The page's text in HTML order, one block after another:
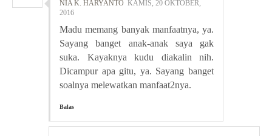
NIA K. HARYANTO KAMIS, 20 OKTOBER,
2016
Madu memang banyak manfaatnya, ya.
Sayang banget anak-anak saya gak
suka. Kayaknya kudu diakalin nih.
Dicampur apa gitu, ya. Sayang banget
soalnya melewatkan manfaat2nya.
Balas